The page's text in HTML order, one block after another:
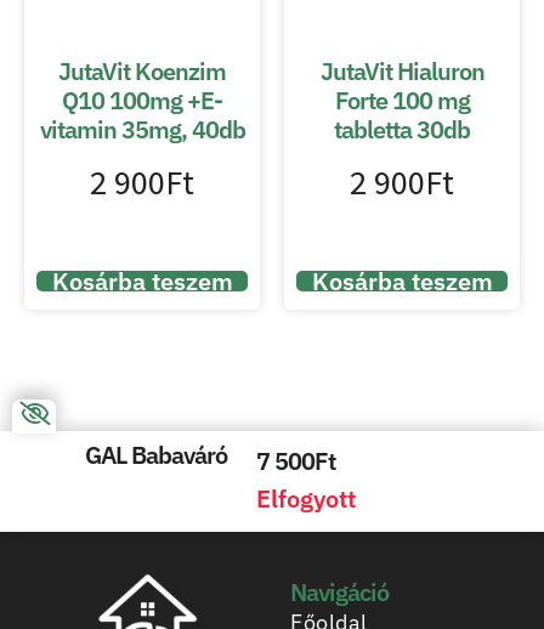
JutaVit Koenzim
Q10 100mg +E-
vitamin 35mg, 40db
2 900Ft
Kosárba teszem
JutaVit Hialuron
Forte 100 mg
tabletta 30db
2 900Ft
Kosárba teszem
GAL Babaváró 7 500Ft
Elfogyott
Navigáció
Főoldal